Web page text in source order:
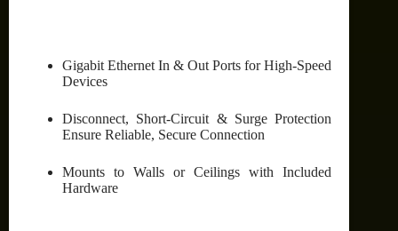
Gigabit Ethernet In & Out Ports for High-Speed
Devices
Disconnect, Short-Circuit & Surge Protection
Ensure Reliable, Secure Connection
Mounts to Walls or Ceilings with Included
Hardware